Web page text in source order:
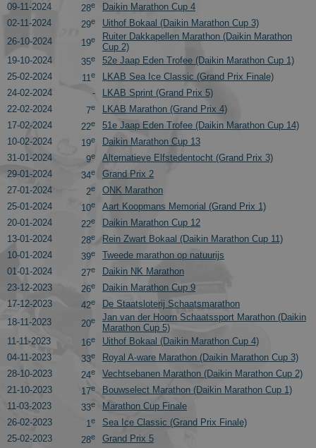
09-11-2024
28e
Daikin Marathon Cup 4
02-11-2024
29e
Uithof Bokaal (Daikin Marathon Cup 3)
26-10-2024
19e
Ruiter Dakkapellen Marathon (Daikin Marathon
Cup 2)
19-10-2024
35e
52e Jaap Eden Trofee (Daikin Marathon Cup 1)
25-02-2024
11e
LKAB Sea Ice Classic (Grand Prix Finale)
24-02-2024
-
LKAB Sprint (Grand Prix 5)
22-02-2024
7e
LKAB Marathon (Grand Prix 4)
17-02-2024
22e
51e Jaap Eden Trofee (Daikin Marathon Cup 14)
10-02-2024
19e
Daikin Marathon Cup 13
31-01-2024
9e
Alternatieve Elfstedentocht (Grand Prix 3)
29-01-2024
34e
Grand Prix 2
27-01-2024
2e
ONK Marathon
25-01-2024
10e
Aart Koopmans Memorial (Grand Prix 1)
20-01-2024
22e
Daikin Marathon Cup 12
13-01-2024
28e
Rein Zwart Bokaal (Daikin Marathon Cup 11)
10-01-2024
39e
Tweede marathon op natuurijs
01-01-2024
27e
Daikin NK Marathon
23-12-2023
26e
Daikin Marathon Cup 9
17-12-2023
42e
De Staatsloterij Schaatsmarathon
18-11-2023
20e
Jan van der Hoorn Schaatssport Marathon (Daikin
Marathon Cup 5)
11-11-2023
16e
Uithof Bokaal (Daikin Marathon Cup 4)
04-11-2023
33e
Royal A-ware Marathon (Daikin Marathon Cup 3)
28-10-2023
24e
Vechtsebanen Marathon (Daikin Marathon Cup 2)
21-10-2023
17e
Bouwselect Marathon (Daikin Marathon Cup 1)
11-03-2023
33e
Marathon Cup Finale
26-02-2023
1e
Sea Ice Classic (Grand Prix Finale)
25-02-2023
28e
Grand Prix 5